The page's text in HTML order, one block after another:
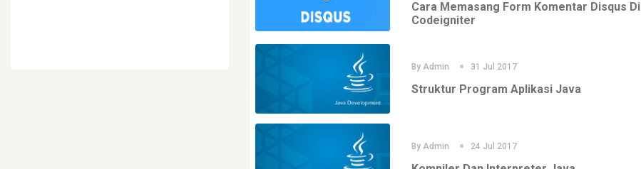
Cara Memasang Form Komentar Disqus Di
Codeigniter
By Admin 31 Jul 2017
Struktur Program Aplikasi Java
By Admin 24 Jul 2017